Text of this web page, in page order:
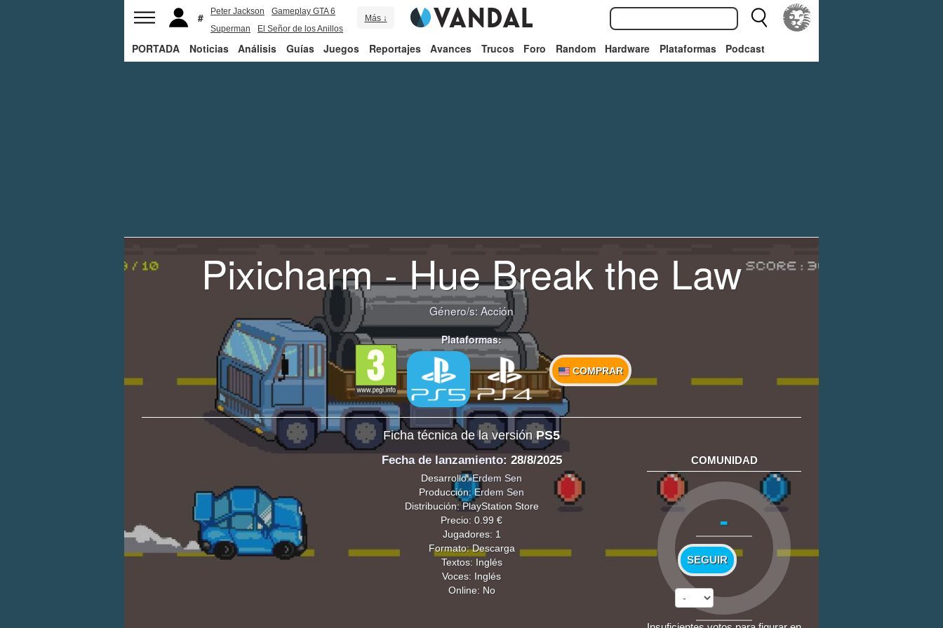
Peter Jackson
Gameplay GTA 6
Superman
El Señor de los Anillos
Más ↓
PORTADA Noticias Análisis Guías Juegos Reportajes Avances Trucos Foro Random Hardware Plataformas Podcast
Pixicharm - Hue Break the Law
Género/s:Acción
Plataformas:
COMPRAR
Ficha técnica de la versiónPS5
Fecha de lanzamiento: 28/8/2025
Desarrollo:Erdem Sen
Producción:Erdem Sen
Distribución: PlayStation Store
Precio: 0.99 €
Jugadores: 1
Formato: Descarga
Textos: Inglés
Voces: Inglés
Online: No
COMUNIDAD
-
SEGUIR